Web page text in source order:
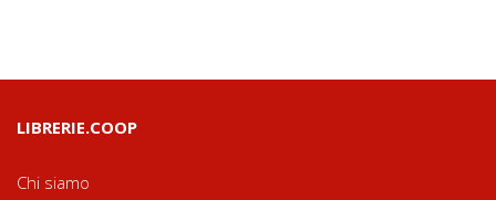
LIBRERIE.COOP
Chi siamo